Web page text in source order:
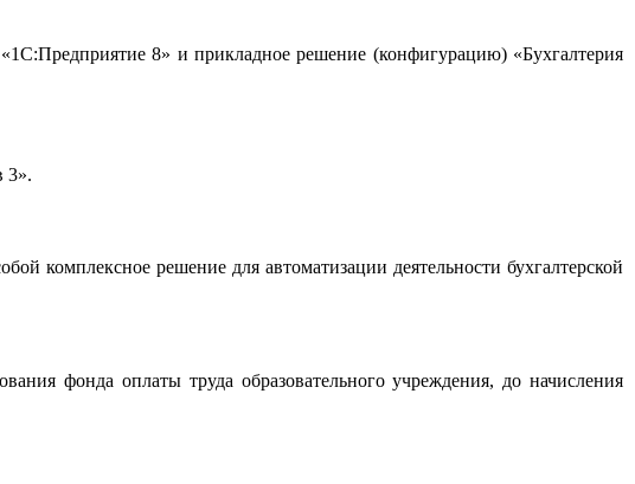
8» и прикладное решение (конфигурацию) «Бухгалтерия
3».
комплексное решение для автоматизации деятельности бухгалтерской
фонда оплаты труда образовательного учреждения, до начисления